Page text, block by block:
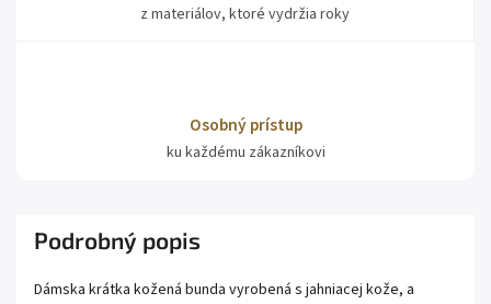
z materiálov, ktoré vydržia roky
Osobný prístup
ku každému zákazníkovi
Podrobný popis
Dámska krátka kožená bunda vyrobená s jahniacej kože, a